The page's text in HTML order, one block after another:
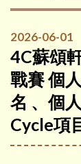
2026-06-01
4C蘇頌
戰賽 個
名 、個
Cycle項